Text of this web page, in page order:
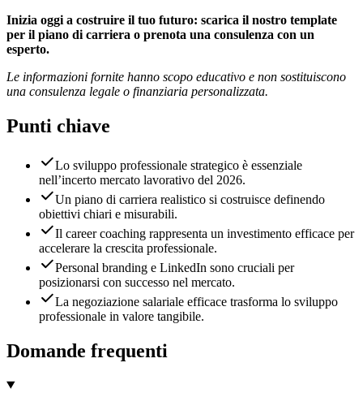
Inizia oggi a costruire il tuo futuro: scarica il nostro template
per il piano di carriera o prenota una consulenza con un
esperto.
Le informazioni fornite hanno scopo educativo e non sostituiscono
una consulenza legale o finanziaria personalizzata.
Punti chiave
Lo sviluppo professionale strategico è essenziale
nell’incerto mercato lavorativo del 2026.
Un piano di carriera realistico si costruisce definendo
obiettivi chiari e misurabili.
Il career coaching rappresenta un investimento efficace per
accelerare la crescita professionale.
Personal branding e LinkedIn sono cruciali per
posizionarsi con successo nel mercato.
La negoziazione salariale efficace trasforma lo sviluppo
professionale in valore tangibile.
Domande frequenti